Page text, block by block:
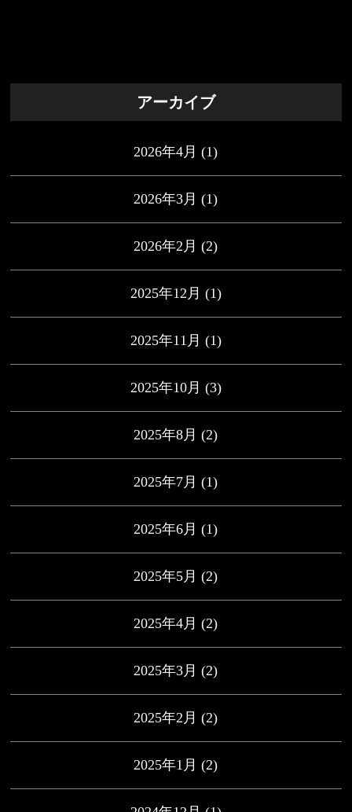
アーカイブ
2026年4月 (1)
2026年3月 (1)
2026年2月 (2)
2025年12月 (1)
2025年11月 (1)
2025年10月 (3)
2025年8月 (2)
2025年7月 (1)
2025年6月 (1)
2025年5月 (2)
2025年4月 (2)
2025年3月 (2)
2025年2月 (2)
2025年1月 (2)